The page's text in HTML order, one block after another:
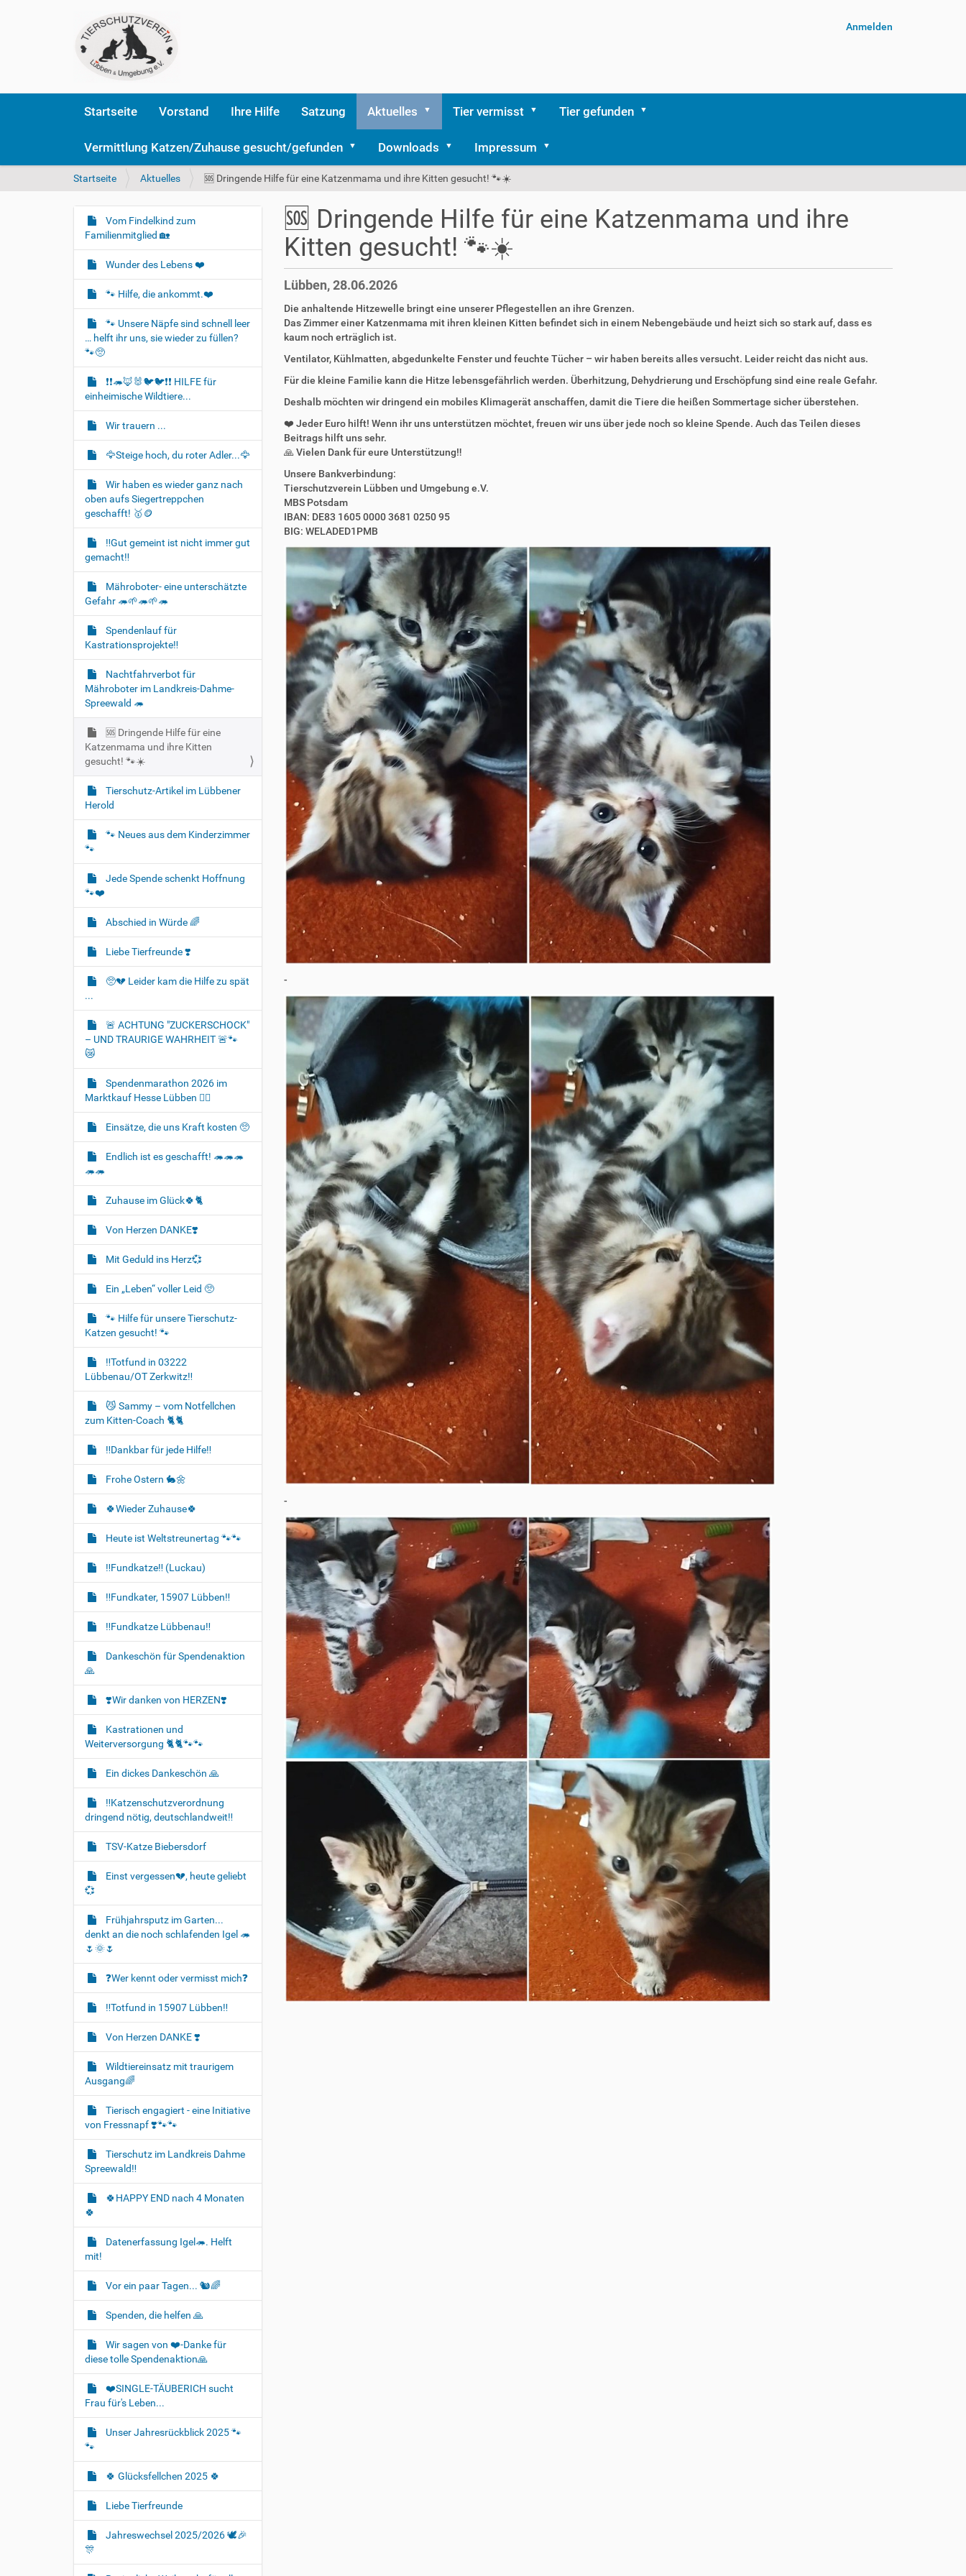
Anmelden
Startseite Vorstand Ihre Hilfe Satzung Aktuelles Tier vermisst Tier gefunden
Vermittlung Katzen/Zuhause gesucht/gefunden Downloads Impressum
S
e
n
h
e
Startseite Aktuelles 🆘️ Dringende Hilfe für eine Katzenmama und ihre Kitten gesucht! 🐾☀️
🆘️ Dringende Hilfe für eine Katzenmama und ihre
Kitten gesucht! 🐾☀️
Lübben, 28.06.2026
Die anhaltende Hitzewelle bringt eine unserer Pflegestellen an ihre Grenzen.
Das Zimmer einer Katzenmama mit ihren kleinen Kitten befindet sich in einem Nebengebäude und heizt sich so stark auf, dass es
kaum noch erträglich ist.
Ventilator, Kühlmatten, abgedunkelte Fenster und feuchte Tücher – wir haben bereits alles versucht. Leider reicht das nicht aus.
Für die kleine Familie kann die Hitze lebensgefährlich werden. Überhitzung, Dehydrierung und Erschöpfung sind eine reale Gefahr.
Deshalb möchten wir dringend ein mobiles Klimagerät anschaffen, damit die Tiere die heißen Sommertage sicher überstehen.
❤️ Jeder Euro hilft! Wenn ihr uns unterstützen möchtet, freuen wir uns über jede noch so kleine Spende. Auch das Teilen dieses
Beitrags hilft uns sehr.
🙏 Vielen Dank für eure Unterstützung‼️
Unsere Bankverbindung:
Tierschutzverein Lübben und Umgebung e.V.
MBS Potsdam
IBAN: DE83 1605 0000 3681 0250 95
BIG: WELADED1PMB
-
-
N
a
v
i
g
a
t
i
o
n
Vom Findelkind zum
Familienmitglied 🏡
Wunder des Lebens ❤️
🐾 Hilfe, die ankommt.❤️
🐾 Unsere Näpfe sind schnell leer
… helft ihr uns, sie wieder zu füllen?
🐾🥺
❗❗🦔🦊🐰🐦‍🐦❗❗ HILFE für
einheimische Wildtiere...
Wir trauern ...
🦅Steige hoch, du roter Adler...🦅
Wir haben es wieder ganz nach
oben aufs Siegertreppchen
geschafft! 🥇🪙
‼️Gut gemeint ist nicht immer gut
gemacht‼️
Mähroboter- eine unterschätzte
Gefahr 🦔🌱🦔🌱🦔
Spendenlauf für
Kastrationsprojekte‼️
Nachtfahrverbot für
Mähroboter im Landkreis-Dahme-
Spreewald 🦔
🆘️ Dringende Hilfe für eine
Katzenmama und ihre Kitten
gesucht! 🐾☀️
Tierschutz-Artikel im Lübbener
Herold
🐾 Neues aus dem Kinderzimmer
🐾
Jede Spende schenkt Hoffnung
🐾❤️
Abschied in Würde 🌈
Liebe Tierfreunde ❣️
🥺💔 Leider kam die Hilfe zu spät
...
🚨 ACHTUNG "ZUCKERSCHOCK"
– UND TRAURIGE WAHRHEIT 🚨🐾
😿
Spendenmarathon 2026 im
Marktkauf Hesse Lübben 👍🏻
Einsätze, die uns Kraft kosten 🥺
Endlich ist es geschafft! 🦔🦔🦔
🦔🦔
Zuhause im Glück🍀🐈‍
Von Herzen DANKE❣️
Mit Geduld ins Herz💞
Ein „Leben“ voller Leid 🥺
🐾 Hilfe für unsere Tierschutz-
Katzen gesucht! 🐾
‼️Totfund in 03222
Lübbenau/OT Zerkwitz‼️
😼 Sammy – vom Notfellchen
zum Kitten-Coach 🐈🐈‍
‼️Dankbar für jede Hilfe‼️
Frohe Ostern 🐇🌼
🍀Wieder Zuhause🍀
Heute ist Weltstreunertag 🐾🐾
‼️Fundkatze‼️ (Luckau)
‼️Fundkater, 15907 Lübben‼️
‼️Fundkatze Lübbenau‼️
Dankeschön für Spendenaktion
🙏
❣️Wir danken von HERZEN❣️
Kastrationen und
Weiterversorgung 🐈‍🐈🐾🐾
Ein dickes Dankeschön 🙏
‼️Katzenschutzverordnung
dringend nötig, deutschlandweit‼️
TSV-Katze Biebersdorf
Einst vergessen💔, heute geliebt
💞
Frühjahrsputz im Garten...
denkt an die noch schlafenden Igel 🦔
🌷🌞🌷
❓️Wer kennt oder vermisst mich❓️
‼️Totfund in 15907 Lübben‼️
Von Herzen DANKE ❣️
Wildtiereinsatz mit traurigem
Ausgang🌈
Tierisch engagiert - eine Initiative
von Fressnapf ❣️🐾🐾
Tierschutz im Landkreis Dahme
Spreewald‼️
🍀HAPPY END nach 4 Monaten
🍀
Datenerfassung Igel🦔. Helft
mit!
Vor ein paar Tagen... 🐿🌈
Spenden, die helfen 🙏
Wir sagen von ❤️-Danke für
diese tolle Spendenaktion🙏
❤️SINGLE-TÄUBERICH sucht
Frau für's Leben...
Unser Jahresrückblick 2025 🐾
🐾
🍀 Glücksfellchen 2025 🍀
Liebe Tierfreunde
Jahreswechsel 2025/2026 🕊🎉
🎊